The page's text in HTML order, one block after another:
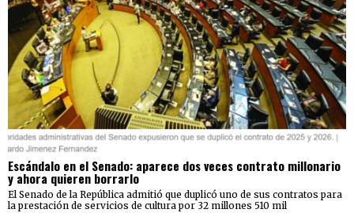
Escándalo en el Senado: aparece dos veces contrato millonario
y ahora quieren borrarlo
El Senado de la República admitió que duplicó uno de sus contratos para
la prestación de servicios de cultura por 32 millones 510 mil